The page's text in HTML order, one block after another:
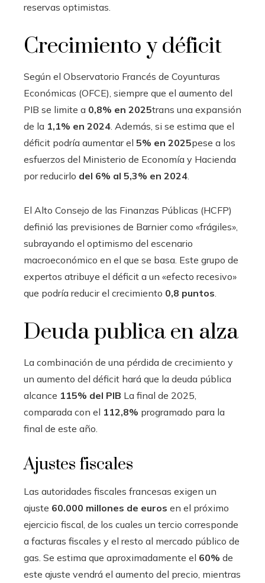
reservas optimistas.
Crecimiento y déficit
Según el Observatorio Francés de Coyunturas
Económicas (OFCE), siempre que el aumento del
PIB se limite a 0,8% en 2025trans una expansión
de la 1,1% en 2024 . Además, si se estima que el
déficit podría aumentar el 5% en 2025pese a los
esfuerzos del Ministerio de Economía y Hacienda
por reducirlo del 6% al 5,3% en 2024
El Alto Consejo de las Finanzas Públicas (HCFP)
definió las previsiones de Barnier como «frágiles»,
subrayando el optimismo del escenario
macroeconómico en el que se basa. Este grupo de
expertos atribuye el déficit a un «efecto recesivo»
que podría reducir el crecimiento 0,8 puntos
Deuda publica en alza
La combinación de una pérdida de crecimiento y
un aumento del déficit hará que la deuda pública
alcance 115% del PIB La final de 2025,
comparada con el 112,8% programado para la
final de este año.
Ajustes fiscales
Las autoridades fiscales francesas exigen un
ajuste 60.000 millones de euros en el próximo
ejercicio fiscal, de los cuales un tercio corresponde
a facturas fiscales y el resto al mercado público de
gas. Se estima que aproximadamente el 60% de
este ajuste vendrá el aumento del precio, mientras